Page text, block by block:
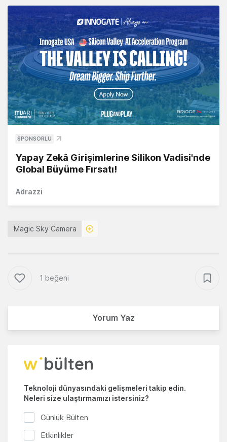
SPONSORLU
Yapay Zekâ Girişimlerine Silikon Vadisi'nde
Global Büyüme Fırsatı!
Adrazzi
Magic Sky Camera
1 beğeni
Yorum Yaz
Teknoloji dünyasındaki gelişmeleri takip edin.
Neleri size ulaştırmamızı istersiniz?
Günlük Bülten
Etkinlikler